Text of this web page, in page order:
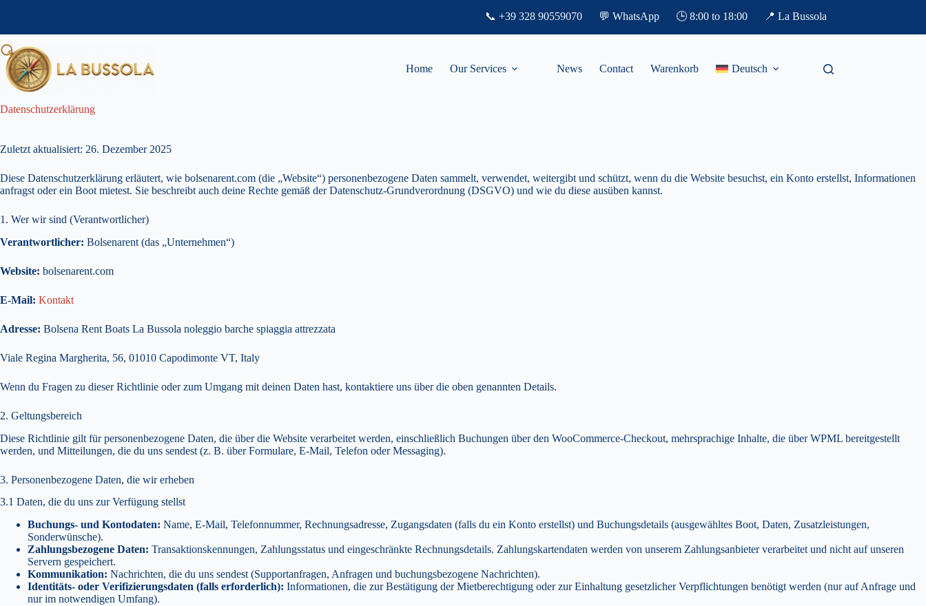
📞 +39 328 90559070 💬 WhatsApp 🕒 8:00 to 18:00 📍 La Bussola
Home Our Services News Contact Warenkorb Deutsch
Datenschutzerklärung
Zuletzt aktualisiert: 26. Dezember 2025
Diese Datenschutzerklärung erläutert, wie bolsenarent.com (die „Website“) personenbezogene Daten sammelt, verwendet, weitergibt und schützt, wenn du die Website besuchst, ein Konto erstellst, Informationen
anfragst oder ein Boot mietest. Sie beschreibt auch deine Rechte gemäß der Datenschutz-Grundverordnung (DSGVO) und wie du diese ausüben kannst.
1. Wer wir sind (Verantwortlicher)
Verantwortlicher: Bolsenarent (das „Unternehmen“)
Website: bolsenarent.com
E-Mail: Kontakt
Adresse: Bolsena Rent Boats La Bussola noleggio barche spiaggia attrezzata
Viale Regina Margherita, 56, 01010 Capodimonte VT, Italy
Wenn du Fragen zu dieser Richtlinie oder zum Umgang mit deinen Daten hast, kontaktiere uns über die oben genannten Details.
2. Geltungsbereich
Diese Richtlinie gilt für personenbezogene Daten, die über die Website verarbeitet werden, einschließlich Buchungen über den WooCommerce-Checkout, mehrsprachige Inhalte, die über WPML bereitgestellt
werden, und Mitteilungen, die du uns sendest (z. B. über Formulare, E-Mail, Telefon oder Messaging).
3. Personenbezogene Daten, die wir erheben
3.1 Daten, die du uns zur Verfügung stellst
Buchungs- und Kontodaten: Name, E-Mail, Telefonnummer, Rechnungsadresse, Zugangsdaten (falls du ein Konto erstellst) und Buchungsdetails (ausgewähltes Boot, Daten, Zusatzleistungen,
Sonderwünsche).
Zahlungsbezogene Daten: Transaktionskennungen, Zahlungsstatus und eingeschränkte Rechnungsdetails. Zahlungskartendaten werden von unserem Zahlungsanbieter verarbeitet und nicht auf unseren
Servern gespeichert.
Kommunikation: Nachrichten, die du uns sendest (Supportanfragen, Anfragen und buchungsbezogene Nachrichten).
Identitäts- oder Verifizierungsdaten (falls erforderlich): Informationen, die zur Bestätigung der Mietberechtigung oder zur Einhaltung gesetzlicher Verpflichtungen benötigt werden (nur auf Anfrage und
nur im notwendigen Umfang).